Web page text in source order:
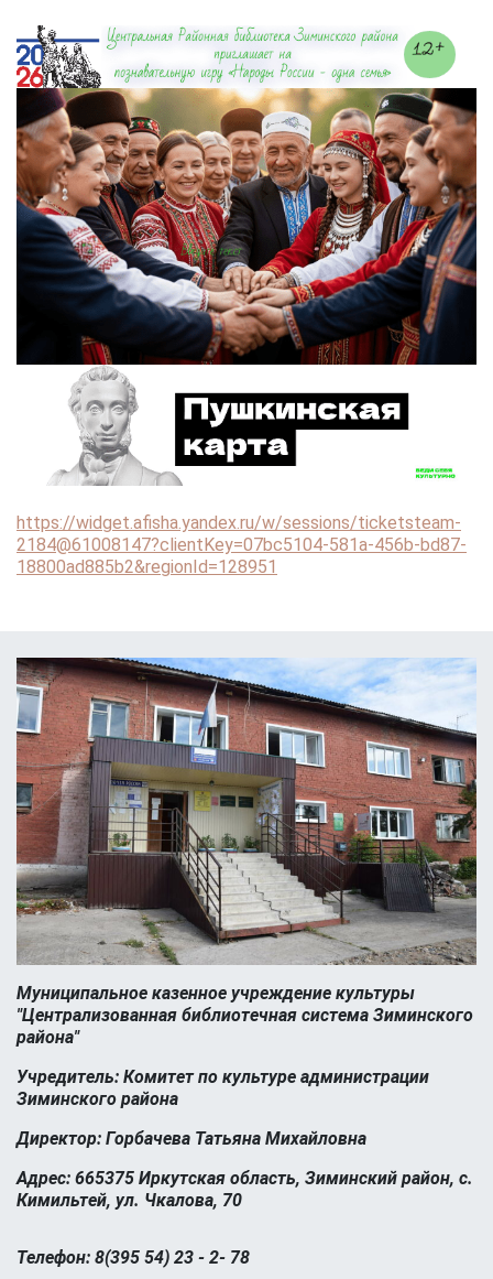
https://widget.afisha.yandex.ru/w/sessions/ticketsteam-
2184@61008147?clientKey=07bc5104-581a-456b-bd87-
18800ad885b2&regionId=128951
Муниципальное казенное учреждение культуры
"Централизованная библиотечная система Зиминского
района"
Учредитель: Комитет по культуре администрации
Зиминского района
Директор: Горбачева Татьяна Михайловна
Адрес: 665375 Иркутская область, Зиминский район, с.
Кимильтей, ул. Чкалова, 70
Телефон: 8(395 54) 23 - 2- 78